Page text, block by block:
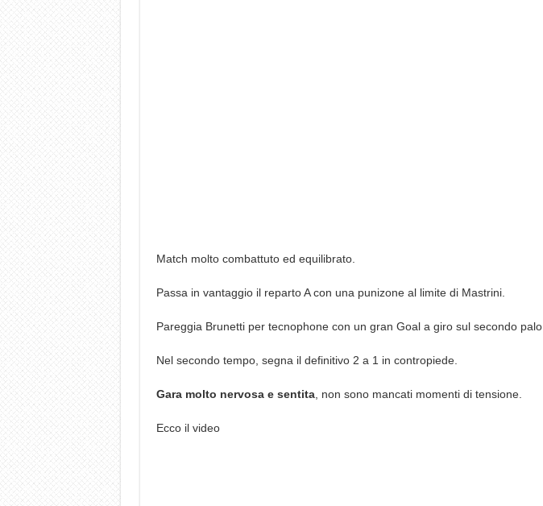
Match molto combattuto ed equilibrato.
Passa in vantaggio il reparto A con una punizone al limite di Mastrini.
Pareggia Brunetti per tecnophone con un gran Goal a giro sul secondo palo
Nel secondo tempo, segna il definitivo 2 a 1 in contropiede.
Gara molto nervosa e sentita, non sono mancati momenti di tensione.
Ecco il video